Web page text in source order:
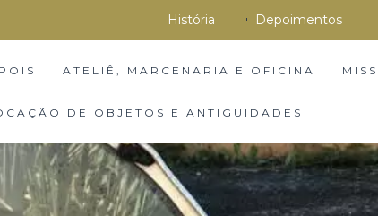
História Depoimentos
ATELIÊ, MARCENARIA E OFICINA
DE OBJETOS E ANTIGUIDADES